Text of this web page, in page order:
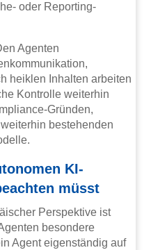
oder Reporting-
Agenten
heiklen Inhalten arbeiten
Kontrolle weiterhin
Gründen,
bestehenden
KI-
müsst
Perspektive ist
besondere
Agent eigenständig auf